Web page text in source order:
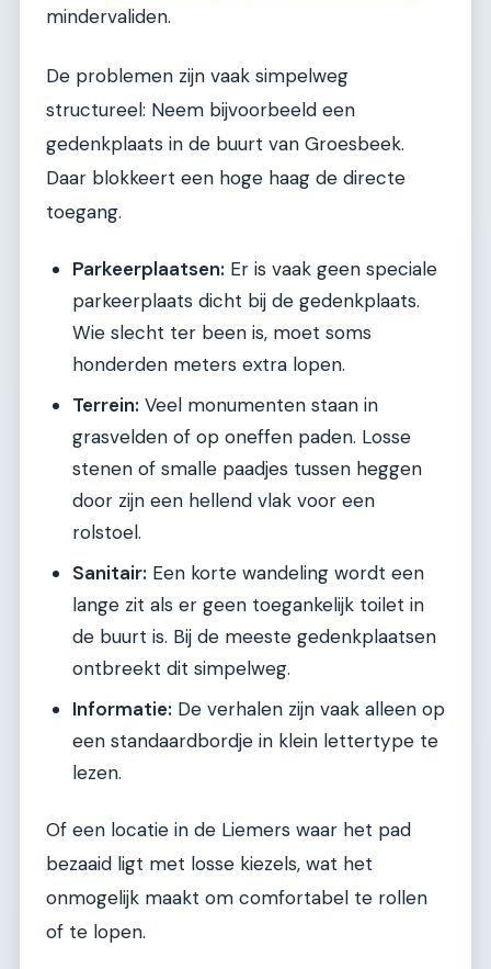
mindervaliden.
De problemen zijn vaak simpelweg
structureel: Neem bijvoorbeeld een
gedenkplaats in de buurt van Groesbeek.
Daar blokkeert een hoge haag de directe
toegang.
Parkeerplaatsen: Er is vaak geen speciale
parkeerplaats dicht bij de gedenkplaats.
Wie slecht ter been is, moet soms
honderden meters extra lopen.
Terrein: Veel monumenten staan in
grasvelden of op oneffen paden. Losse
stenen of smalle paadjes tussen heggen
door zijn een hellend vlak voor een
rolstoel.
Sanitair: Een korte wandeling wordt een
lange zit als er geen toegankelijk toilet in
de buurt is. Bij de meeste gedenkplaatsen
ontbreekt dit simpelweg.
Informatie: De verhalen zijn vaak alleen op
een standaardbordje in klein lettertype te
lezen.
Of een locatie in de Liemers waar het pad
bezaaid ligt met losse kiezels, wat het
onmogelijk maakt om comfortabel te rollen
of te lopen.